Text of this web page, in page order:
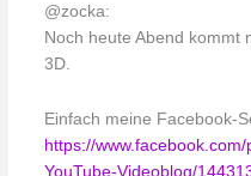
@zocka:
Noch heute Abend kommt
3D.
Einfach meine Facebook-
https://
YouTube-Videoblog/